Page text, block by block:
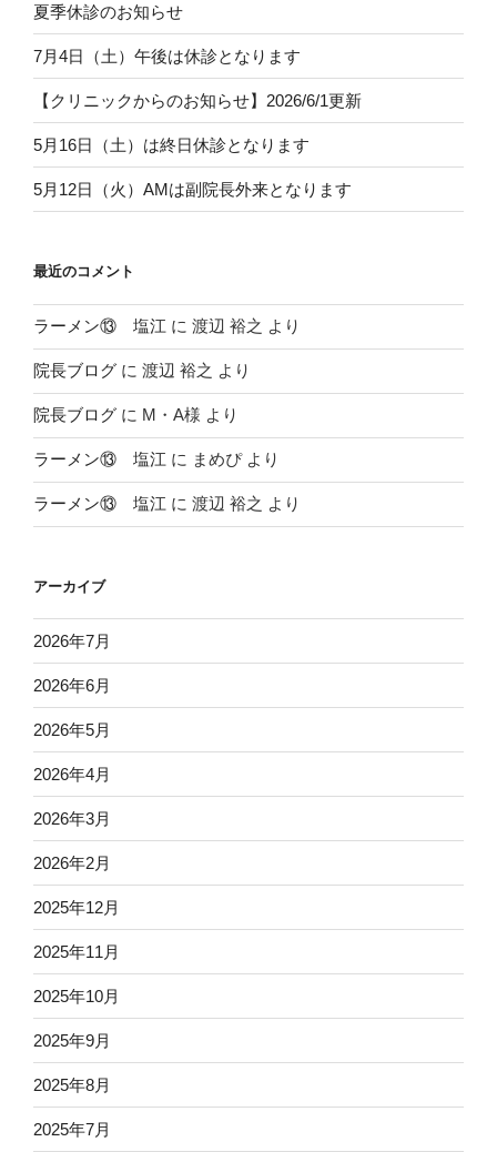
夏季休診のお知らせ
7月4日（土）午後は休診となります
【クリニックからのお知らせ】2026/6/1更新
5月16日（土）は終日休診となります
5月12日（火）AMは副院長外来となります
最近のコメント
ラーメン⑬ 塩江 に 渡辺 裕之 より
院長ブログ に 渡辺 裕之 より
院長ブログ に M・A様 より
ラーメン⑬ 塩江 に まめぴより
ラーメン⑬ 塩江 に 渡辺 裕之 より
アーカイブ
2026年7月
2026年6月
2026年5月
2026年4月
2026年3月
2026年2月
2025年12月
2025年11月
2025年10月
2025年9月
2025年8月
2025年7月